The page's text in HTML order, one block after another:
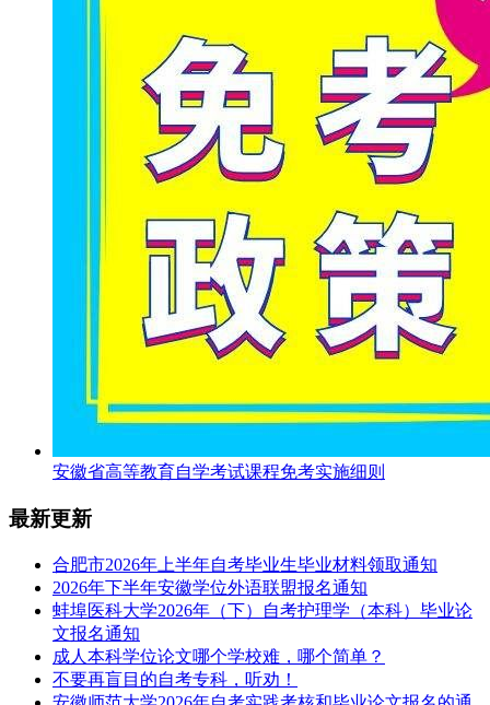
安徽省高等教育自学考试课程免考实施细则
最新更新
合肥市2026年上半年自考毕业生毕业材料领取通知
2026年下半年安徽学位外语联盟报名通知
蚌埠医科大学2026年（下）自考护理学（本科）毕业论
文报名通知
成人本科学位论文哪个学校难，哪个简单？
不要再盲目的自考专科，听劝！